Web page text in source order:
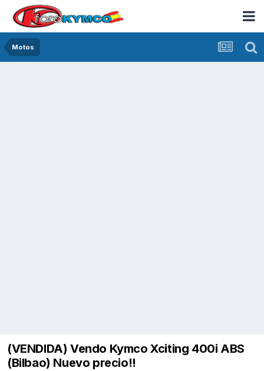
Motos
(VENDIDA) Vendo Kymco Xciting 400i ABS
(Bilbao) Nuevo precio!!